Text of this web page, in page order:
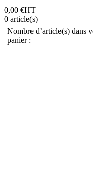
0,00 €HT
0 article(s)
Nombre d’article(s) dans
panier :